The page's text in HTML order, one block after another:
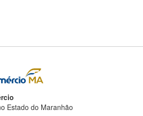
Estado do Maranhão